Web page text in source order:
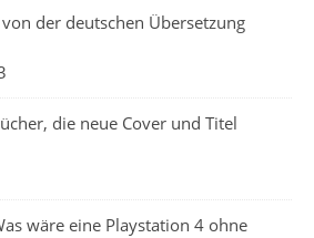
der deutschen Übersetzung
die neue Cover und Titel
wäre eine Playstation 4 ohne